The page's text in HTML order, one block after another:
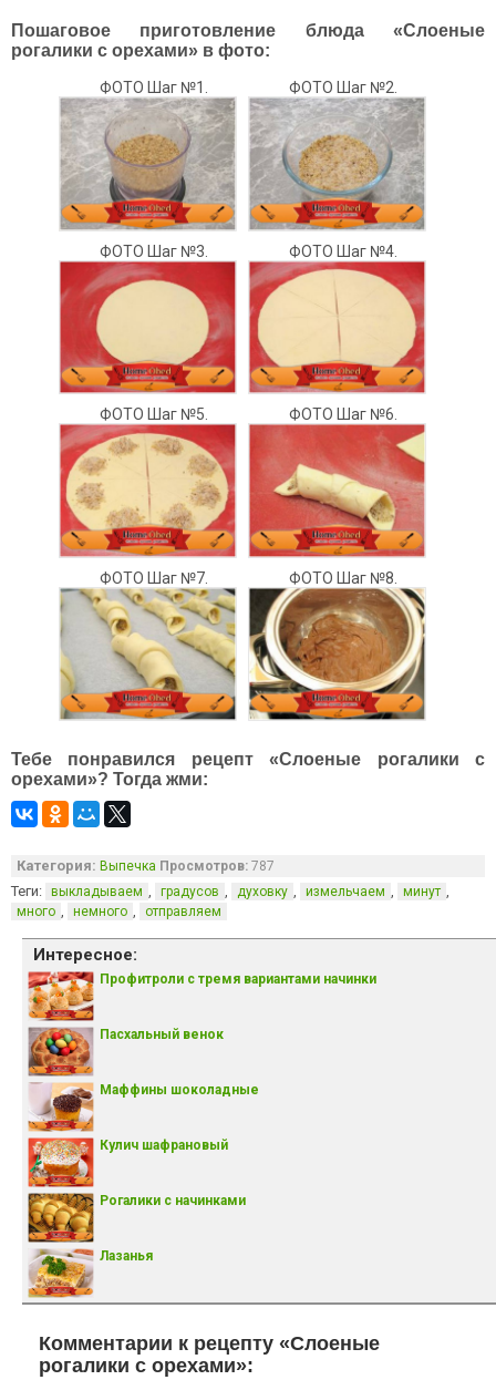
Пошаговое приготовление блюда «Слоеные
рогалики с орехами» в фото:
ФОТО Шаг №1. ФОТО Шаг №2.
ФОТО Шаг №3. ФОТО Шаг №4.
ФОТО Шаг №5. ФОТО Шаг №6.
ФОТО Шаг №7. ФОТО Шаг №8.
Тебе понравился рецепт «Слоеные рогалики с
орехами»? Тогда жми:
Категория: Выпечка Просмотров: 787
Теги: выкладываем , градусов , духовку , измельчаем , минут ,
много , немного , отправляем
Интересное:
Профитроли с тремя вариантами начинки
Пасхальный венок
Маффины шоколадные
Кулич шафрановый
Рогалики с начинками
Лазанья
Комментарии к рецепту «Слоеные
рогалики с орехами»: